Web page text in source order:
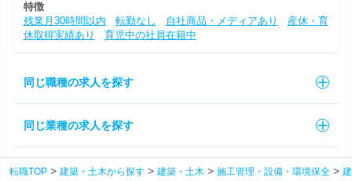
特徴
残業月30時間以内
転勤なし 自社商品・メディアあり
産休・育
休取得実績あり
育児中の社員在籍中
同じ職種の求人を探す
同じ業種の求人を探す
転職TOP 建築・土木から探す 建築・土木 施工管理・設備・環境保全